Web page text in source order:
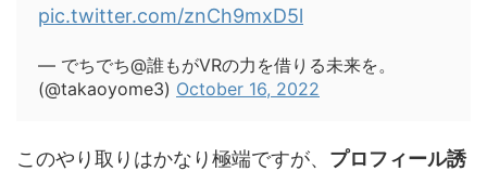
pic.twitter.com/znCh9mxD5l
— でちでち@誰もがVRの力を借りる未来を。
(@takaoyome3) October 16, 2022
このやり取りはかなり極端ですが、 プロフィール誘